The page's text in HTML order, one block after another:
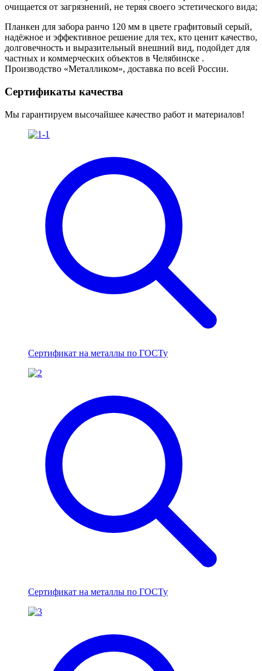
очищается от загрязнений, не теряя своего эстетического вида;
Планкен для забора ранчо 120 мм в цвете графитовый серый,
надёжное и эффективное решение для тех, кто ценит качество,
долговечность и выразительный внешний вид, подойдет для
частных и коммерческих объектов в Челябинске .
Производство «Металликом», доставка по всей России.
Сертификаты качества
Мы гарантируем высочайшее качество работ и материалов!
Сертификат на металлы по ГОСТу
Сертификат на металлы по ГОСТу